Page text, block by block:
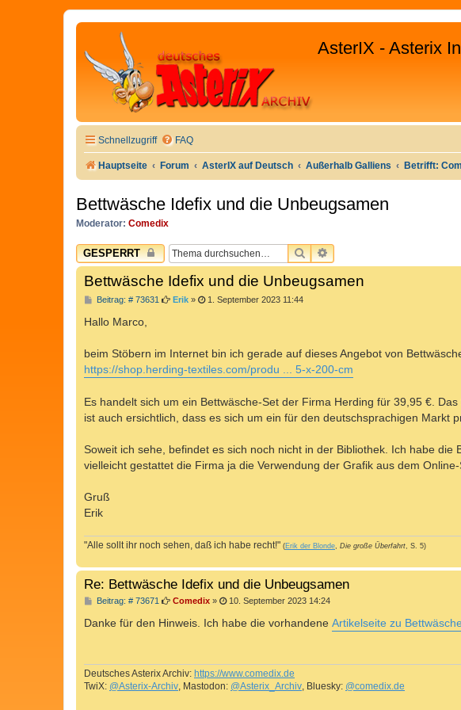
AsterIX - Asterix
Schnellzugriff FAQ
Hauptseite Forum AsterIX auf Deutsch Außerhalb Galliens Betrifft:
Bettwäsche Idefix und die Unbeugsamen
Moderator: Comedix
GESPERRT SUCHEERWEITERTE SUCHE
Bettwäsche Idefix und die Unbeugsamen
Beitrag: # 73631 B
a
g
Erik» 1. September 2023 11:44
Hallo Marco,
beim Stöbern im Internet bin ich gerade auf dieses Angebot von
https://shop.herding-textiles.com/produ ... 5-x-200-cm
Es handelt sich um ein Bettwäsche-Set der Firma Herding für 39,95 €.
ist auch ersichtlich, dass es sich um ein für den deutschsprachigen Markt
Soweit ich sehe, befindet es sich noch nicht in der Bibliothek. Ich habe
vielleicht gestattet die Firma ja die Verwendung der Grafik aus dem
Gruß
Erik
"Alle sollt ihr noch sehen, daß ich habe recht!" (Erik der Blonde Die große Überfahrt , S. 5)
Re: Bettwäsche Idefix und die Unbeugsamen
Beitrag: # 73671 B
i
Comedix» 10. September 2023 14:24
Danke für den Hinweis. Ich habe die vorhandene Artikelseite zu
Deutsches Asterix Archiv: https://www.comedix.de
TwiX: @Asterix-Archiv, Mastodon: @Asterix_Archiv, Bluesky: @comedix.de